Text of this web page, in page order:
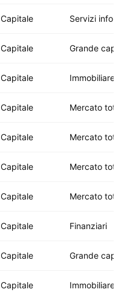
Capitale Servizi
Capitale Grande
Capitale Immobiliare
Capitale Mercato totale
Capitale Mercato totale
Capitale Mercato totale
Capitale Mercato totale
Capitale Finanziari
Capitale Grande
Capitale Immobiliare